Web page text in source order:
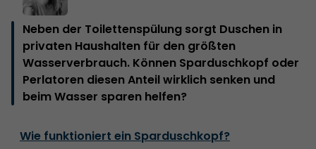
Neben der Toilettenspülung sorgt Duschen in
privaten Haushalten für den größten
Wasserverbrauch. Können Sparduschkopf oder
Perlatoren diesen Anteil wirklich senken und
beim Wasser sparen helfen?
Wie funktioniert ein Sparduschkopf?